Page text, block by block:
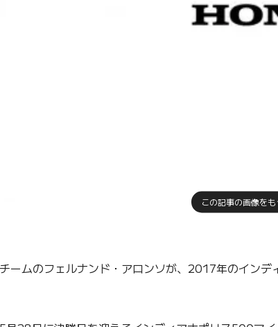
この記事の画像をも
ームのフェルナンド・アロンソが、2017年のイン